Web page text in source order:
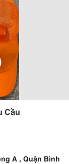
Cầu
A , Quận Bình